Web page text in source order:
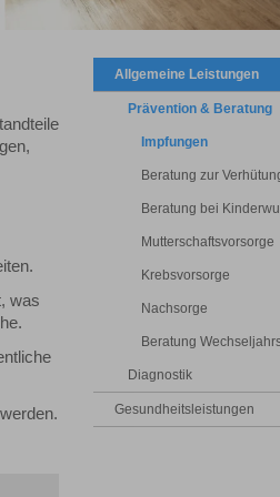
was
Allgemeine Leistungen
Prävention & Beratung
Impfungen
Beratung zur
Beratung bei
Mutterschaftsvorsorge
Krebsvorsorge
Nachsorge
Beratung
Diagnostik
Gesundheitsleistungen